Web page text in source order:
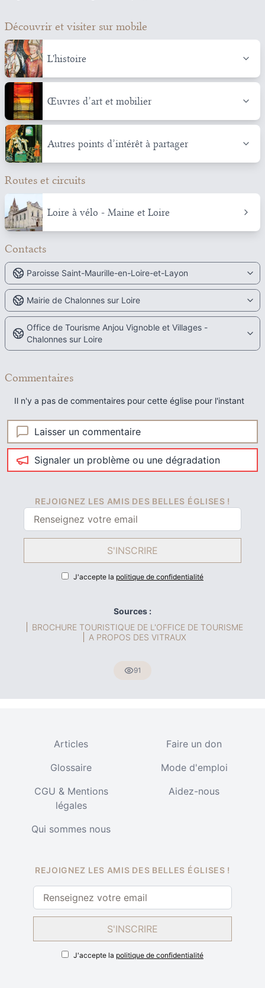
Découvrir et visiter sur mobile
L'histoire
Œuvres d’art et mobilier
Autres points d’intérêt à partager
Routes et circuits
Loire à vélo - Maine et Loire
Contacts
Paroisse Saint-Maurille-en-Loire-et-Layon
Mairie de Chalonnes sur Loire
Office de Tourisme Anjou Vignoble et Villages -
Chalonnes sur Loire
Commentaires
Il n'y a pas de commentaires pour cette église pour l'instant
Laisser un commentaire
Signaler un problème ou une dégradation
REJOIGNEZ LES AMIS DES BELLES ÉGLISES !
S'INSCRIRE
J'accepte la politique de confidentialité
Sources :
BROCHURE TOURISTIQUE DE L'OFFICE DE TOURISME
A PROPOS DES VITRAUX
91
Articles
Faire un don
Glossaire
Mode d'emploi
CGU & Mentions
légales
Aidez-nous
Qui sommes nous
REJOIGNEZ LES AMIS DES BELLES ÉGLISES !
S'INSCRIRE
J'accepte la politique de confidentialité